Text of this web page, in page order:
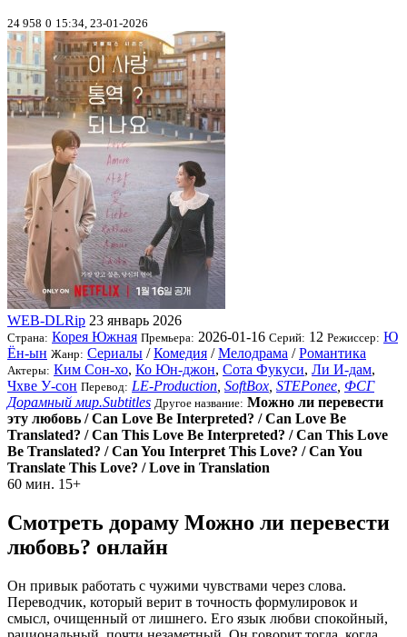
24 958 0 15:34, 23-01-2026
WEB-DLRip 23 январь 2026
Страна: Корея Южная Премьера: 2026-01-16 Серий: 12 Режиссер: Ю
Ён-ын Жанр: Сериалы /Комедия /Мелодрама /Романтика
Актеры: Ким Сон-хо, Ко Юн-джон, Сота Фукуси, Ли И-дам,
Чхве У-сон Перевод: LE-Production SoftBox STEPonee ФСГ
Дорамный мир.Subtitles Другое название: Можно ли перевести
эту любовь / Can Love Be Interpreted? / Can Love Be
Translated? / Can This Love Be Interpreted? / Can This Love
Be Translated? / Can You Interpret This Love? / Can You
Translate This Love? / Love in Translation
60 мин. 15+
Смотреть дораму Можно ли перевести
любовь? онлайн
Он привык работать с чужими чувствами через слова.
Переводчик, который верит в точность формулировок и
смысл, очищенный от лишнего. Его язык любви спокойный,